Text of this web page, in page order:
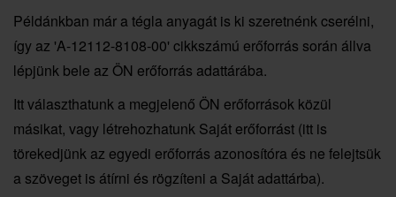
Példánkban már a tégla anyagát is ki szeretnénk cserélni,
így az 'A-12112-8108-00' cikkszámú erőforrás során állva
lépjünk bele az ÖN erőforrás adattárába.
Itt választhatunk a megjelenő ÖN erőforrások közül
másikat, vagy létrehozhatunk Saját erőforrást (itt is
törekedjünk az egyedi erőforrás azonosítóra és ne felejtsük
a szöveget is átírni és rögzíteni a Saját adattárba).